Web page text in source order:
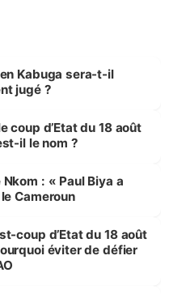
Kabuga sera-t-il
jugé ?
coup d’Etat du 18 août
il le nom ?
: « Paul Biya a
Cameroun
coup d’Etat du 18 août
éviter de défier